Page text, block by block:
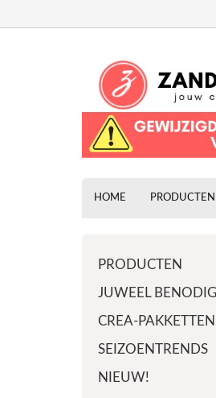
HOME PRODUCTEN
PRODUCTEN
JUWEEL
CREA-
SEIZOENTRENDS
NIEUW!